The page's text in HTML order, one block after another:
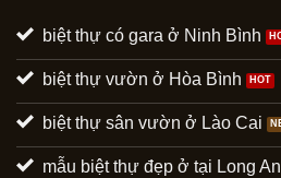
biệt thự có gara ở Ninh Bình
biệt thự vườn ở Hòa Bình
biệt thự sân vườn ở Lào Cai
mẫu biệt thự đẹp ở tại Long An